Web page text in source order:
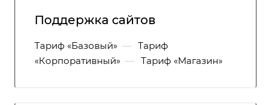
Поддержка сайтов
Тариф «Базовый» — Тариф
«Корпоративный» — Тариф «Магазин»